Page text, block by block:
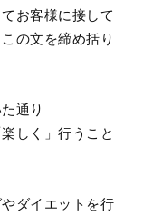
お客様に接して
の文を締め括り
通り
しく」行うこと
ダイエットを行